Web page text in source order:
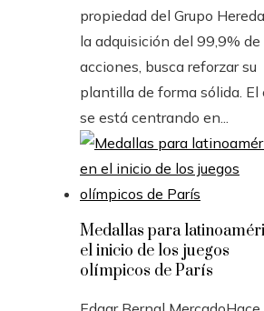
propiedad del Grupo
la adquisición del 99,9% de
acciones, busca reforzar su
plantilla de forma sólida. El
se está centrando en...
Medallas para
el inicio de los juegos
olímpicos de París